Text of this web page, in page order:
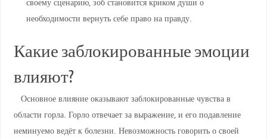
необходимости вернуть себе право на правду.
Какие заблокированные эмоции
влияют?
Основное влияние оказывают заблокированные чувства в
области горла. Горло отвечает за выражение, и его подавление
неминуемо ведёт к болезни. Невозможность говорить о своей